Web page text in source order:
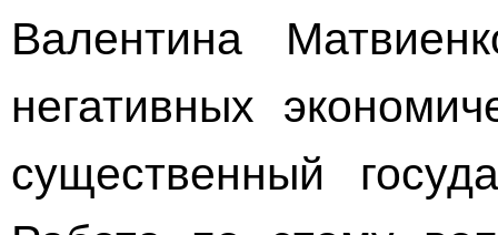
Валентина
негативных
существенный